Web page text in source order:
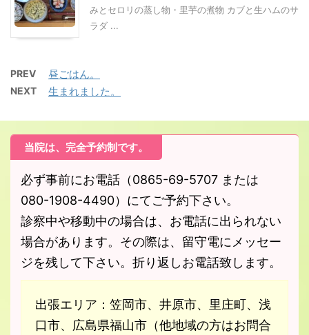
みとセロリの蒸し物・里芋の煮物 カブと生ハムのサ
ラダ ...
PREV 昼ごはん。
NEXT 生まれました。
当院は、完全予約制です。
必ず事前にお電話（0865-69-5707 または
080-1908-4490）にてご予約下さい。
診察中や移動中の場合は、お電話に出られない
場合があります。その際は、留守電にメッセー
ジを残して下さい。折り返しお電話致します。
出張エリア：笠岡市、井原市、里庄町、浅
口市、広島県福山市（他地域の方はお問合